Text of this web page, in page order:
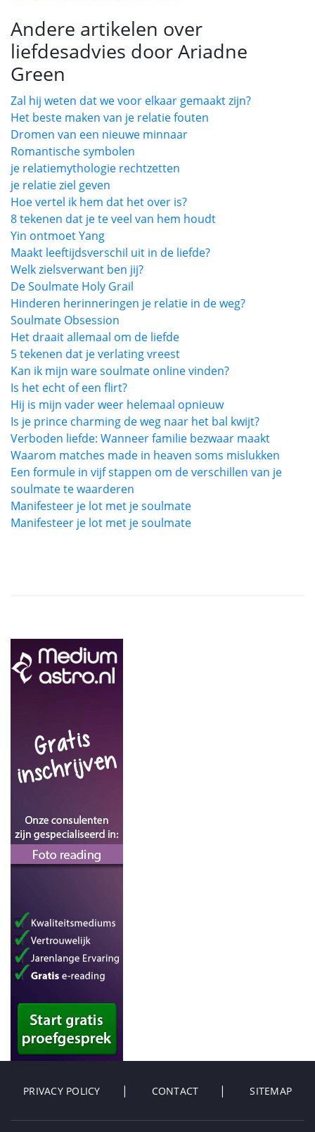
Andere artikelen over
liefdesadvies door Ariadne
Green
Zal hij weten dat we voor elkaar gemaakt zijn?
Het beste maken van je relatie fouten
Dromen van een nieuwe minnaar
Romantische symbolen
je relatiemythologie rechtzetten
je relatie ziel geven
Hoe vertel ik hem dat het over is?
8 tekenen dat je te veel van hem houdt
Yin ontmoet Yang
Maakt leeftijdsverschil uit in de liefde?
Welk zielsverwant ben jij?
De Soulmate Holy Grail
Hinderen herinneringen je relatie in de weg?
Soulmate Obsession
Het draait allemaal om de liefde
5 tekenen dat je verlating vreest
Kan ik mijn ware soulmate online vinden?
Is het echt of een flirt?
Hij is mijn vader weer helemaal opnieuw
Is je prince charming de weg naar het bal kwijt?
Verboden liefde: Wanneer familie bezwaar maakt
Waarom matches made in heaven soms mislukken
Een formule in vijf stappen om de verschillen van je
soulmate te waarderen
Manifesteer je lot met je soulmate
Manifesteer je lot met je soulmate
PRIVACY POLICY CONTACT SITEMAP